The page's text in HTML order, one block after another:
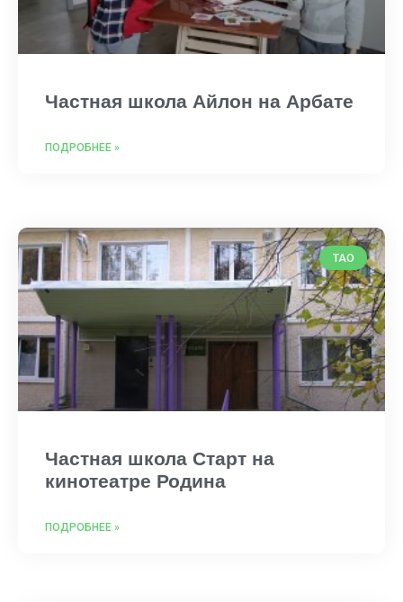
Частная школа Айлон на Арбате
ПОДРОБНЕЕ »
ТАО
Частная школа Старт на
кинотеатре Родина
ПОДРОБНЕЕ »